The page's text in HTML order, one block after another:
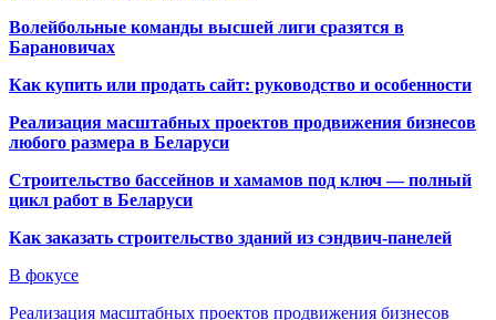
Волейбольные команды высшей лиги сразятся в
Барановичах
Как купить или продать сайт: руководство и особенности
Реализация масштабных проектов продвижения бизнесов
любого размера в Беларуси
Строительство бассейнов и хамамов под ключ — полный
цикл работ в Беларуси
Как заказать строительство зданий из сэндвич-панелей
В фокусе
Реализация масштабных проектов продвижения бизнесов